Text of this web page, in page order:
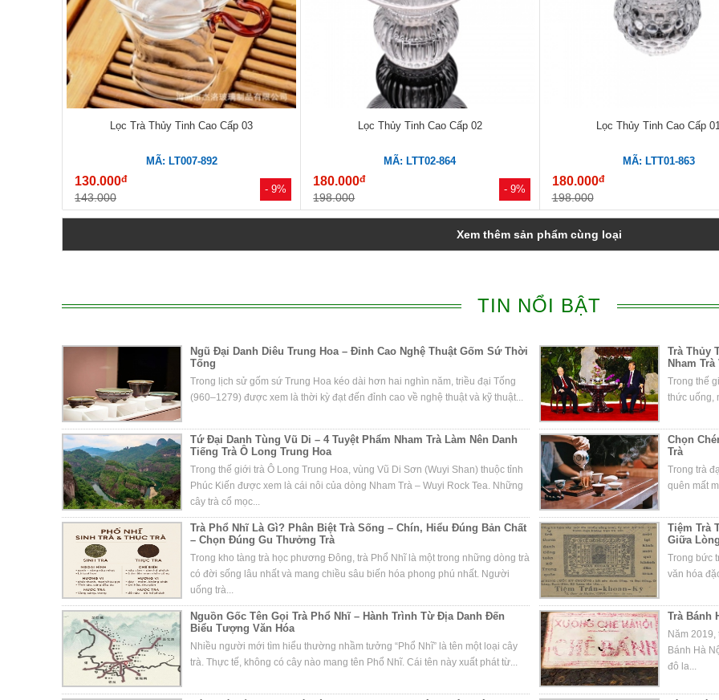
- 9%
Lọc Trà Thủy Tinh Cao Cấp 03
MÃ: LT007-892
130.000đ
143.000
- 9%
Lọc Thủy Tinh Cao Cấp 02
MÃ: LTT02-864
180.000đ
198.000
Lọc Thủy Tinh Cao Cấp
MÃ: LTT01-863
180.000đ
198.000
Xem thêm sản phẩm cùng loại
TIN NỔI BẬT
Ngũ Đại Danh Diêu Trung Hoa – Đỉnh Cao Nghệ Thuật Gốm Sứ Thời
Tống
Trong lịch sử gốm sứ Trung Hoa kéo dài hơn hai nghìn năm, triều đại Tống
(960–1279) được xem là thời kỳ đạt đến đỉnh cao về nghệ thuật và kỹ thuật...
Trà Thủy
Nham Trà
Trong thế
thức uống,
Tứ Đại Danh Tùng Vũ Di – 4 Tuyệt Phẩm Nham Trà Làm Nên Danh
Tiếng Trà Ô Long Trung Hoa
Trong thế giới trà Ô Long Trung Hoa, vùng Vũ Di Sơn (Wuyi Shan) thuộc tỉnh
Phúc Kiến được xem là cái nôi của dòng Nham Trà – Wuyi Rock Tea. Những
cây trà cổ mọc...
Chọn
Trà
Trong trà
quên mất
Trà Phổ Nhĩ Là Gì? Phân Biệt Trà Sống – Chín, Hiểu Đúng Bản Chất
– Chọn Đúng Gu Thưởng Trà
Trong kho tàng trà học phương Đông, trà Phổ Nhĩ là một trong những dòng trà
có đời sống lâu nhất và mang chiều sâu biến hóa phong phú nhất. Người
uống trà...
Tiệm Trà
Giữa
Trong bức
văn hóa
Nguồn Gốc Tên Gọi Trà Phổ Nhĩ – Hành Trình Từ Địa Danh Đến
Biểu Tượng Văn Hóa
Nhiều người mới tìm hiểu thường nhầm tưởng “Phổ Nhĩ” là tên một loại cây
trà. Thực tế, không có cây nào mang tên Phổ Nhĩ. Cái tên này xuất phát từ...
Trà Bánh
Năm 2019,
Bánh Hà
đô la...